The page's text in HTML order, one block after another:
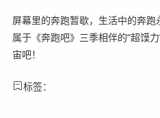
屏幕里的奔跑暂歇，生活中的奔
属于《奔跑吧》三季相伴的“超馍
宙吧！
标签：